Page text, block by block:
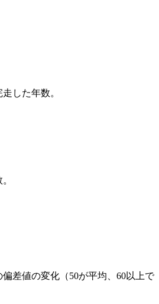
した年数。
差値の変化（50が平均、60以上で